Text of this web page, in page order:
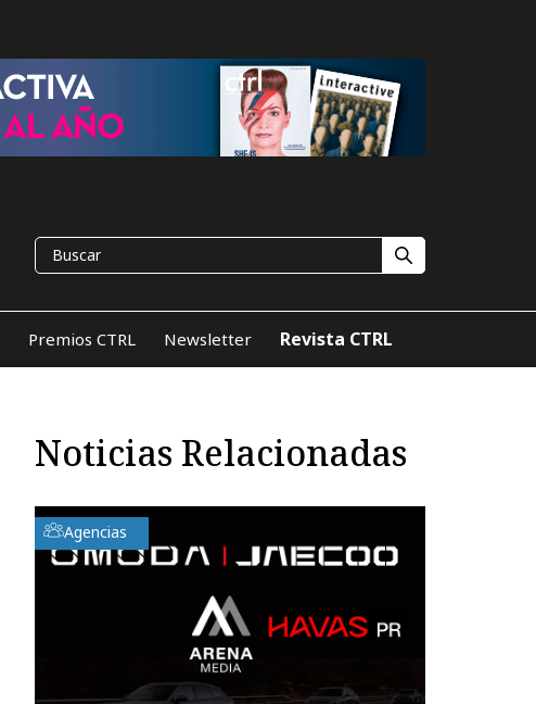
Premios CTRL Newsletter Revista CTRL
Noticias Relacionadas
Agencias